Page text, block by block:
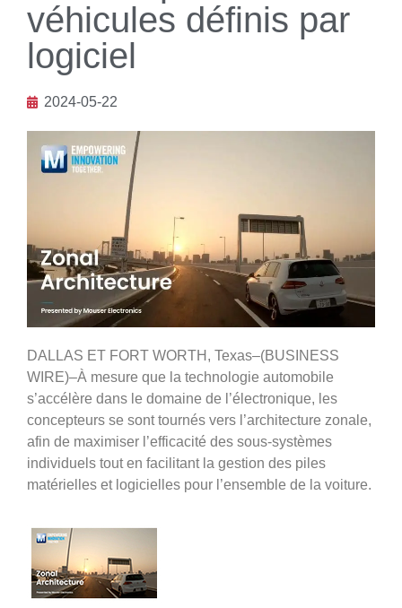
véhicules définis par
logiciel
2024-05-22
DALLAS ET FORT WORTH, Texas–(BUSINESS
WIRE)–À mesure que la technologie automobile
s’accélère dans le domaine de l’électronique, les
concepteurs se sont tournés vers l’architecture zonale,
afin de maximiser l’efficacité des sous-systèmes
individuels tout en facilitant la gestion des piles
matérielles et logicielles pour l’ensemble de la voiture.